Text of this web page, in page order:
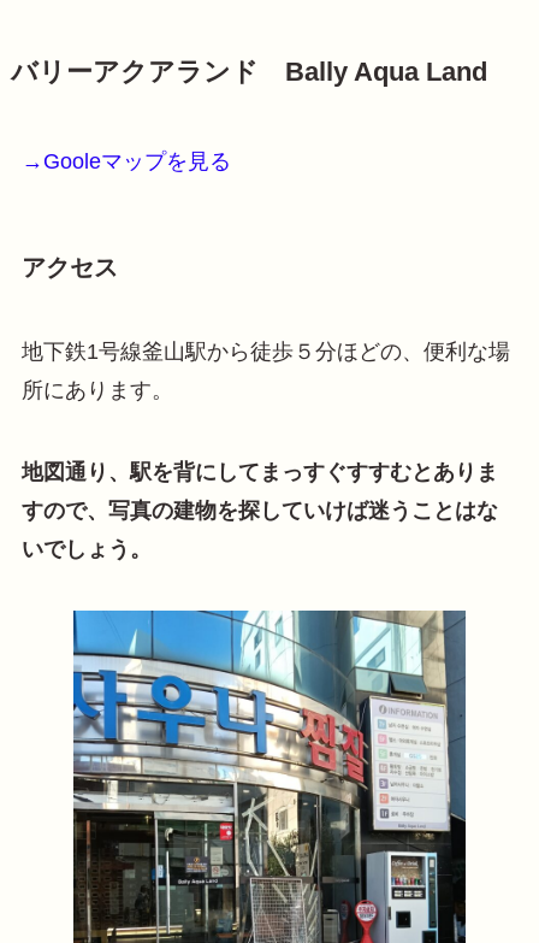
バリーアクアランド Bally Aqua Land
→Gooleマップを見る
アクセス
地下鉄1号線釜山駅から徒歩５分ほどの、便利な場
所にあります。
地図通り、駅を背にしてまっすぐすすむとありま
すので、写真の建物を探していけば迷うことはな
いでしょう。